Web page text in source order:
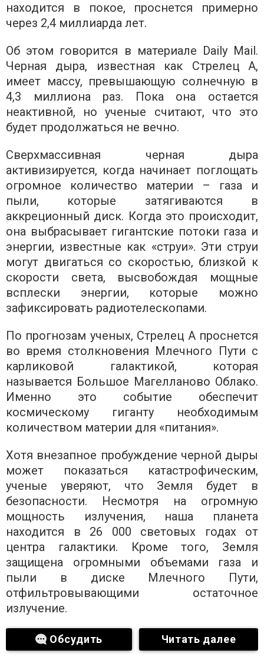
находится в покое, проснется примерно
через 2,4 миллиарда лет.
Об этом говорится в материале Daily Mail.
Черная дыра, известная как Стрелец A,
имеет массу, превышающую солнечную в
4,3 миллиона раз. Пока она остается
неактивной, но ученые считают, что это
будет продолжаться не вечно.
Сверхмассивная черная дыра
активизируется, когда начинает поглощать
огромное количество материи – газа и
пыли, которые затягиваются в
аккреционный диск. Когда это происходит,
она выбрасывает гигантские потоки газа и
энергии, известные как «струи». Эти струи
могут двигаться со скоростью, близкой к
скорости света, высвобождая мощные
всплески энергии, которые можно
зафиксировать радиотелескопами.
По прогнозам ученых, Стрелец A проснется
во время столкновения Млечного Пути с
карликовой галактикой, которая
называется Большое Магелланово Облако.
Именно это событие обеспечит
космическому гиганту необходимым
количеством материи для «питания».
Хотя внезапное пробуждение черной дыры
может показаться катастрофическим,
ученые уверяют, что Земля будет в
безопасности. Несмотря на огромную
мощность излучения, наша планета
находится в 26 000 световых годах от
центра галактики. Кроме того, Земля
защищена огромными объемами газа и
пыли в диске Млечного Пути,
отфильтровывающими остаточное
излучение.
Обсудить Читать далее